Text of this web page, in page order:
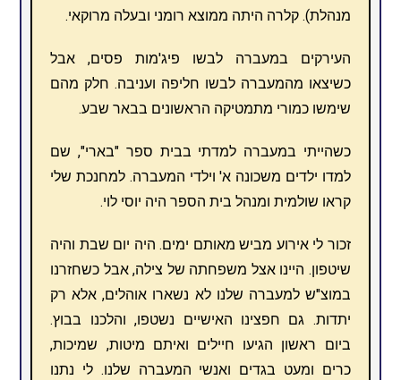
מנהלת). קלרה היתה ממוצא רומני ובעלה מרוקאי.
העירקים במעברה לבשו פיג'מות פסים, אבל
כשיצאו מהמעברה לבשו חליפה ועניבה. חלק מהם
שימשו כמורי מתמטיקה הראשונים בבאר שבע.
כשהייתי במעברה למדתי בבית ספר "בארי", שם
למדו ילדים משכונה א' וילדי המעברה. למחנכת שלי
קראו שולמית ומנהל בית הספר היה יוסי לוי.
זכור לי אירוע מביש מאותם ימים. היה יום שבת והיה
שיטפון. היינו אצל משפחתה של צילה, אבל כשחזרנו
במוצ"ש למעברה שלנו לא נשארו אוהלים, אלא רק
יתדות. גם חפצינו האישיים נשטפו, והלכנו בבוץ.
ביום ראשון הגיעו חיילים ואיתם מיטות, שמיכות,
כרים ומעט בגדים ואנשי המעברה שלנו. לי נתנו